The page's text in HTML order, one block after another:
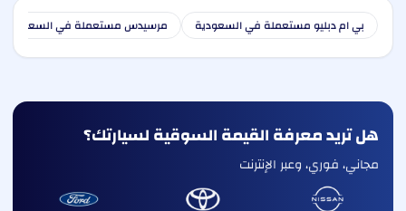
بي ام دبليو مستعملة في السعودية مرسيدس مستعملة في السعودية
هل تريد معرفة القيمة السوقية لسيارتك؟
مجاني، فوري، وعبر الإنترنت